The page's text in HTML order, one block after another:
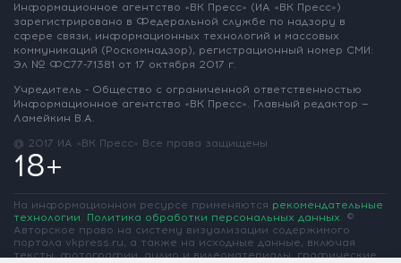
Информационное агентство «ВК Пресс» (ИА «ВК Пресс»)
зарегистрировано в Федеральной службе по надзору в
сфере связи, информационных технологий и массовых
коммуникаций (Роскомнадзор), регистрационный номер СМИ:
Эл № ФС77-71381 от 17 октября 2017 г.
Учредитель - Общество с ограниченной ответственностью
Информационное агентство «ВК Пресс». Главный редактор —
Ламейкин В.А.
@ 2017 ИА «ВК Пресс» Все права защищены
18+
На информационном ресурсе применяются рекомендательные
технологии. Политика обработки персональных данных. ©
Авторское право на систему визуализации содержимого
портала vkpress.ru, а также на исходные данные, включая
тексты, фотографии, аудио и видеоматериалы, графические